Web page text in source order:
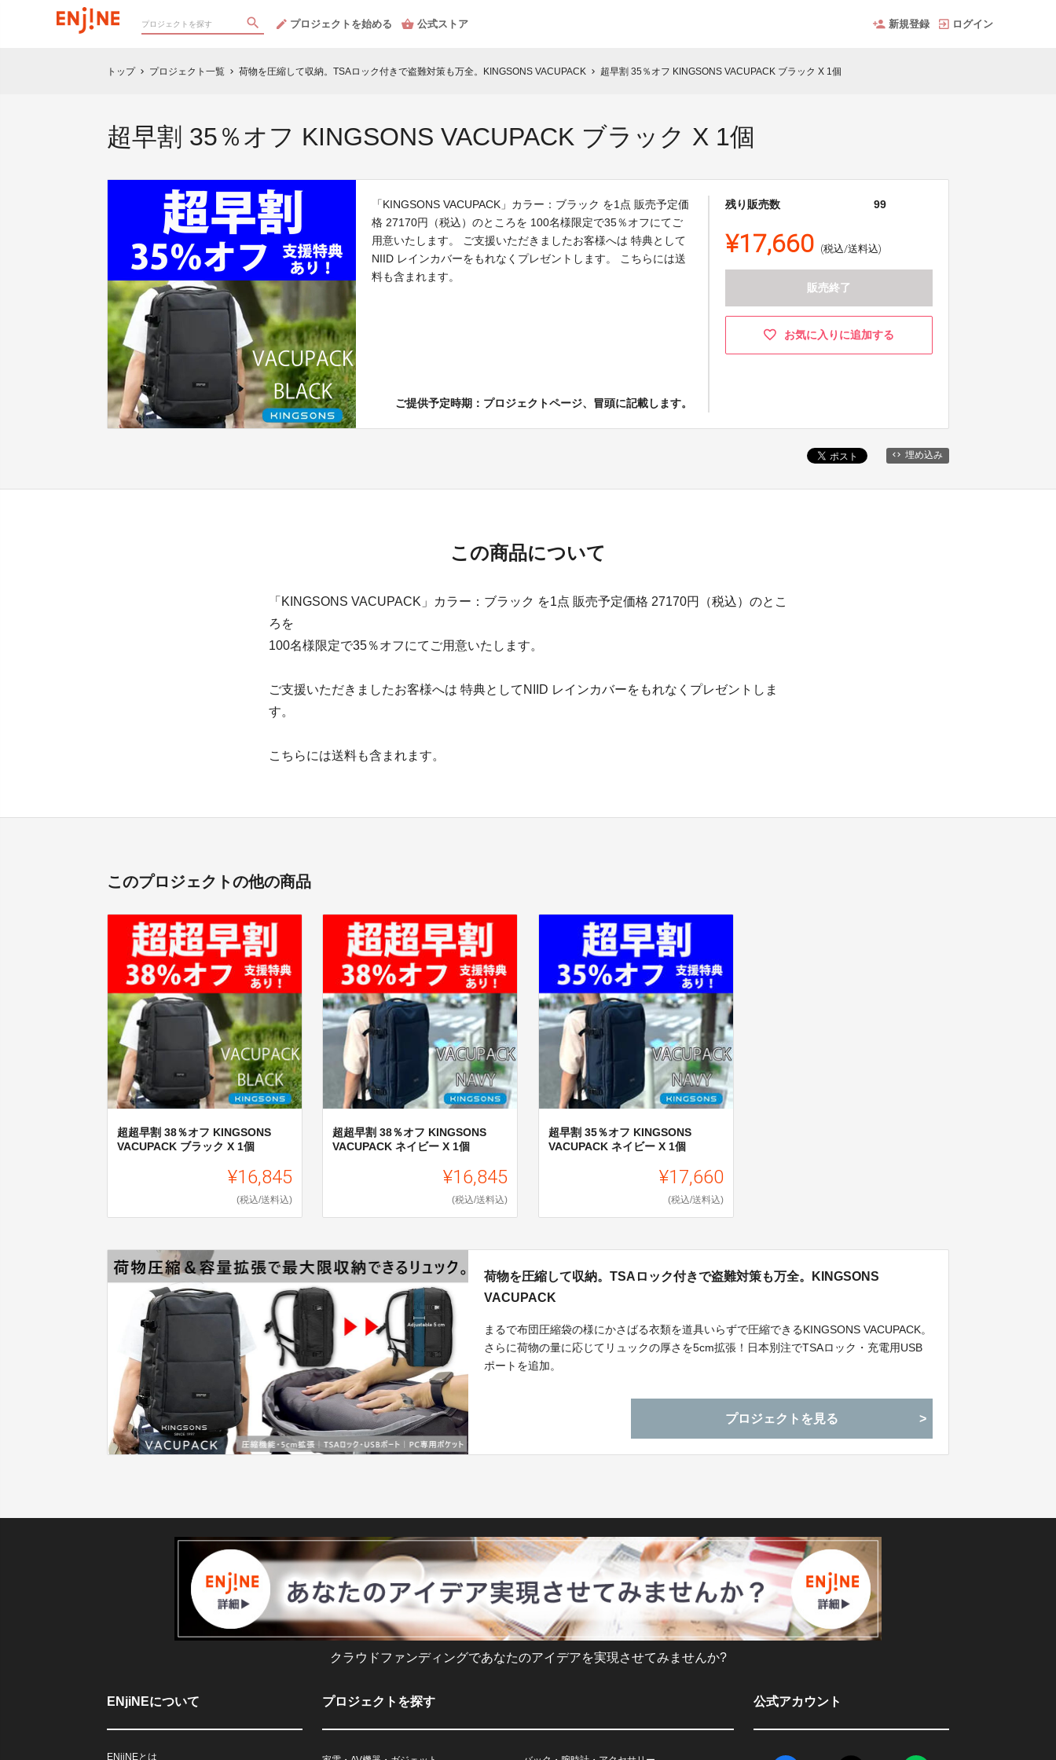
プロジェクトを始める 公式ストア 新規登録 ログイン
トップ chevron_right プロジェクト一覧 chevron_right 荷物を圧縮して収納。TSAロック付きで盗難対策も万全。KINGSONS VACUPACK chevron_right 超早割 35％オフ KINGSONS VACUPACK ブラック X 1個
超早割 35％オフ KINGSONS VACUPACK ブラック X 1個
「KINGSONS VACUPACK」カラー：ブラック を1点 販売予定価
格 27170円（税込）のところを 100名様限定で35％オフにてご
用意いたします。 ご支援いただきましたお客様へは 特典として
NIID レインカバーをもれなくプレゼントします。 こちらには送
料も含まれます。
ご提供予定時期：プロジェクトページ、冒頭に記載します。
残り販売数 99
¥17,660 (税込/送料込)
販売終了
お気に入りに追加する
埋め込み
この商品について
「KINGSONS VACUPACK」カラー：ブラック を1点 販売予定価格 27170円（税込）のとこ
ろを
100名様限定で35％オフにてご用意いたします。
ご支援いただきましたお客様へは 特典としてNIID レインカバーをもれなくプレゼントしま
す。
こちらには送料も含まれます。
このプロジェクトの他の商品
超超早割 38％オフ KINGSONS
VACUPACK ブラック X 1個
¥16,845
(税込/送料込)
超超早割 38％オフ KINGSONS
VACUPACK ネイビー X 1個
¥16,845
(税込/送料込)
超早割 35％オフ KINGSONS
VACUPACK ネイビー X 1個
¥17,660
(税込/送料込)
荷物を圧縮して収納。TSAロック付きで盗難対策も万全。KINGSONS
VACUPACK
まるで布団圧縮袋の様にかさばる衣類を道具いらずで圧縮できるKINGSONS VACUPACK。
さらに荷物の量に応じてリュックの厚さを5cm拡張！日本別注でTSAロック・充電用USB
ポートを追加。
プロジェクトを見る
クラウドファンディングであなたのアイデアを実現させてみませんか?
ENjiNEについて
ENjiNEとは
プロジェクトを探す 公式アカウント